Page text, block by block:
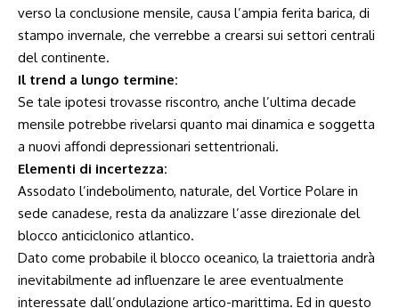
verso la conclusione mensile, causa l’ampia ferita barica, di
stampo invernale, che verrebbe a crearsi sui settori centrali
del continente.
Il trend a lungo termine:
Se tale ipotesi trovasse riscontro, anche l’ultima decade
mensile potrebbe rivelarsi quanto mai dinamica e soggetta
a nuovi affondi depressionari settentrionali.
Elementi di incertezza:
Assodato l’indebolimento, naturale, del Vortice Polare in
sede canadese, resta da analizzare l’asse direzionale del
blocco anticiclonico atlantico.
Dato come probabile il blocco oceanico, la traiettoria andrà
inevitabilmente ad influenzare le aree eventualmente
interessate dall’ondulazione artico-marittima. Ed in questo